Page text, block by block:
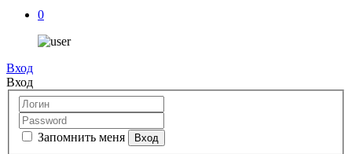
0
Вход
Вход
Запомнить меня